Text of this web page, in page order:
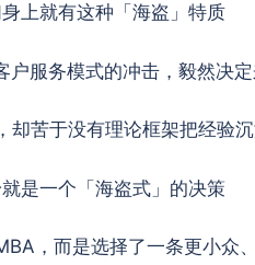
上就有这种「海盗」特质
服务模式的冲击，毅然决
苦于没有理论框架把经验
是一个「海盗式」的决策
，而是选择了一条更小众